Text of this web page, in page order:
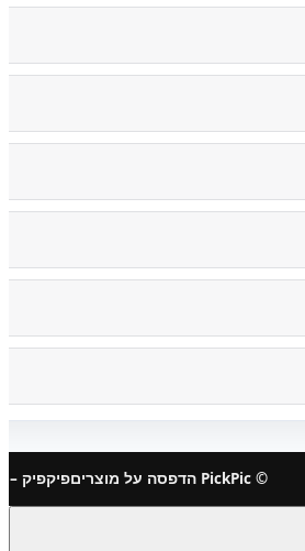
© PickPic הדפסה על מוצרים פיקפיק –